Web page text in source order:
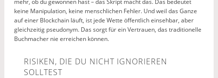
mehr, ob du gewonnen hast – das Skript macht das. Das bedeutet
keine Manipulation, keine menschlichen Fehler. Und weil das Ganze
auf einer Blockchain läuft, ist jede Wette öffentlich einsehbar, aber
gleichzeitig pseudonym. Das sorgt für ein Vertrauen, das traditionelle
Buchmacher nie erreichen können.
RISIKEN, DIE DU NICHT IGNORIEREN
SOLLTEST